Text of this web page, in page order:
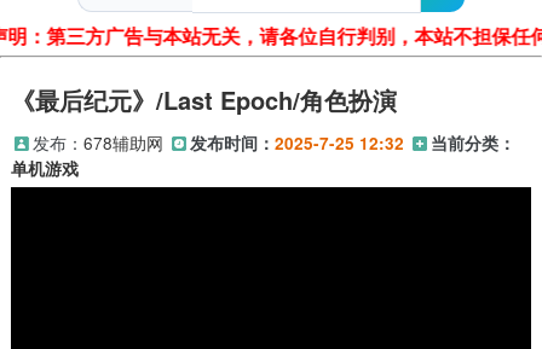
明：第三方广告与本站无关，请各位自行判别，本站不担保
《最后纪元》/Last Epoch/角色扮演
发布： 678辅助网 发布时间： 2025-7-25 12:32
当前分类：
单机游戏